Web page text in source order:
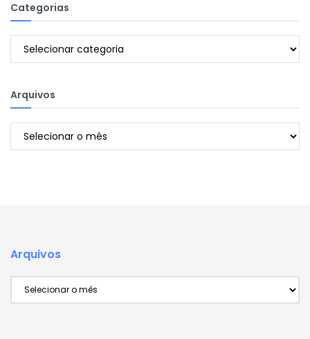
Categorias
Categorias
Arquivos
Arquivos
Arquivos
Arquivos